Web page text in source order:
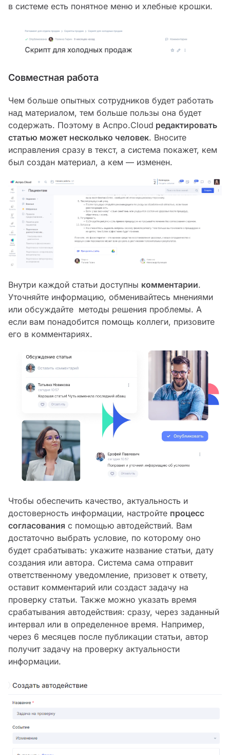
в системе есть понятное меню и хлебные крошки.
Совместная работа
Чем больше опытных сотрудников будет работать
над материалом, тем больше пользы она будет
содержать. Поэтому в Аспро.Cloud редактировать
статью может несколько человек. Вносите
исправления сразу в текст, а система покажет, кем
был создан материал, а кем — изменен.
Внутри каждой статьи доступны комментарии.
Уточняйте информацию, обменивайтесь мнениями
или обсуждайте методы решения проблемы. А
если вам понадобится помощь коллеги, призовите
его в комментариях.
Чтобы обеспечить качество, актуальность и
достоверность информации, настройте процесс
согласования с помощью автодействий. Вам
достаточно выбрать условие, по которому оно
будет срабатывать: укажите название статьи, дату
создания или автора. Система сама отправит
ответственному уведомление, призовет к ответу,
оставит комментарий или создаст задачу на
проверку статьи. Также можно указать время
срабатывания автодействия: сразу, через заданный
интервал или в определенное время. Например,
через 6 месяцев после публикации статьи, автор
получит задачу на проверку актуальности
информации.